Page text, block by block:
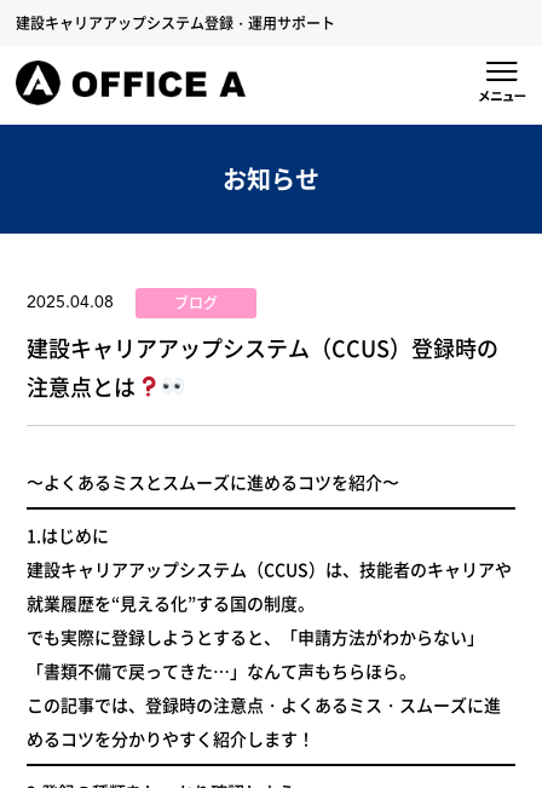
建設キャリアアップシステム登録・運用サポート
お知らせ
2025.04.08 ブログ
建設キャリアアップシステム（CCUS）登録時の
注意点とは
〜よくあるミスとスムーズに進めるコツを紹介〜
1.はじめに
建設キャリアアップシステム（CCUS）は、技能者のキャリアや
就業履歴を“見える化”する国の制度。
でも実際に登録しようとすると、「申請方法がわからない」
「書類不備で戻ってきた…」なんて声もちらほら。
この記事では、登録時の注意点・よくあるミス・スムーズに進
めるコツを分かりやすく紹介します！